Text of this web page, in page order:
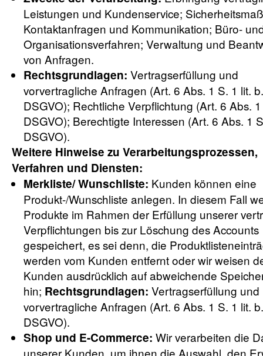
Leistungen und Kundenservice;
Kontaktanfragen und Kommunikation; Büro-
Organisationsverfahren; Verwaltung und
von Anfragen.
Rechtsgrundlagen: Vertragserfüllung und
vorvertragliche Anfragen (Art. 6 Abs. 1 S. 1 lit. b.
DSGVO); Rechtliche Verpflichtung (Art. 6 Abs.
DSGVO); Berechtigte Interessen (Art. 6 Abs. 1
DSGVO).
Weitere Hinweise zu Verarbeitungsprozessen,
Verfahren und Diensten:
Merkliste/ Wunschliste: Kunden können eine
Produkt-/Wunschliste anlegen. In diesem Fall
Produkte im Rahmen der Erfüllung unserer
Verpflichtungen bis zur Löschung des Accounts
gespeichert, es sei denn, die
werden vom Kunden entfernt oder wir weisen
Kunden ausdrücklich auf abweichende
hin; Rechtsgrundlagen: Vertragserfüllung und
vorvertragliche Anfragen (Art. 6 Abs. 1 S. 1 lit. b.
DSGVO).
Shop und E-Commerce: Wir verarbeiten die